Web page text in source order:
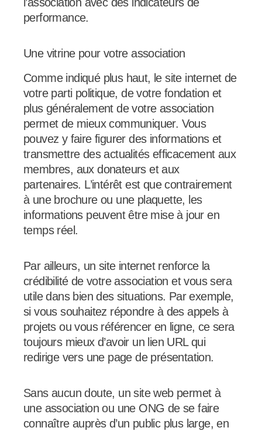
performance.
Une vitrine pour votre association
Comme indiqué plus haut, le site internet de
votre parti politique, de votre fondation et
plus généralement de votre association
permet de mieux communiquer. Vous
pouvez y faire figurer des informations et
transmettre des actualités efficacement aux
membres, aux donateurs et aux
partenaires. L’intérêt est que contrairement
à une brochure ou une plaquette, les
informations peuvent être mise à jour en
temps réel.
Par ailleurs, un site internet renforce la
crédibilité de votre association et vous sera
utile dans bien des situations. Par exemple,
si vous souhaitez répondre à des appels à
projets ou vous référencer en ligne, ce sera
toujours mieux d’avoir un lien URL qui
redirige vers une page de présentation.
Sans aucun doute, un site web permet à
une association ou une ONG de se faire
connaître auprès d’un public plus large, en